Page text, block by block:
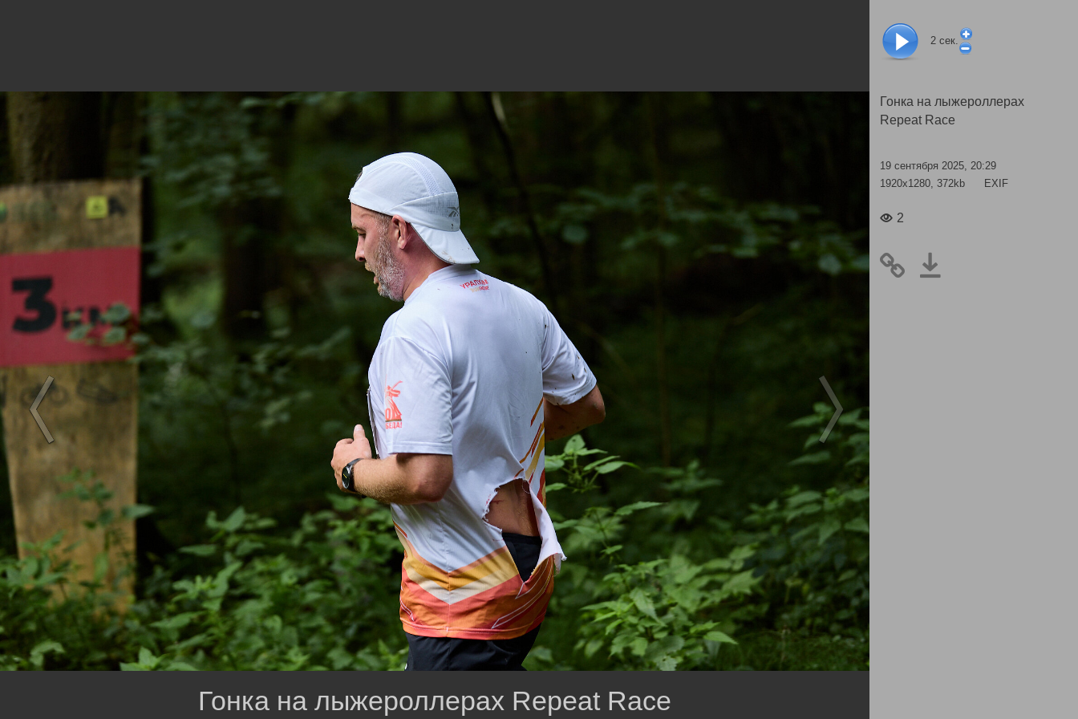
2 сек.
Гонка на лыжероллерах
Repeat Race
19 сентября 2025, 20:29
1920x1280, 372kb
EXIF
2
Гонка на лыжероллерах Repeat Race